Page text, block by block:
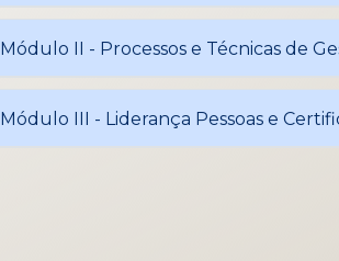
Módulo II - Processos e Técnicas de
Módulo III - Liderança Pessoas e